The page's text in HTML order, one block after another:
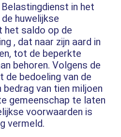
in het
huwelijkse
het saldo op de
, dat naar zijn aard in
tot de beperkte
behoren. Volgens de
de bedoeling van de
van tien miljoen
gemeenschap te laten
voorwaarden is
vermeld.